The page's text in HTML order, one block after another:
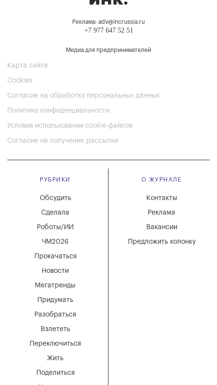
Реклама: adv@incrussia.ru
+7 977 647 52 51
Медиа для предпринимателей
Карта сайта
Cookies
Согласие на обработку персональных данных
Политика конфиденциальности
Условия использования cookie-файлов
Согласие на получение рассылки
РУБРИКИ
Мегатренды
Придумать
Разобраться
Взлететь
Новости
Переключиться
Жить
Поделиться
Обсудить
Сделала
Роботы/ИИ
ЧМ2026
Прокачаться
О ЖУРНАЛЕ
Вакансии
Реклама
Контакты
Предложить колонку